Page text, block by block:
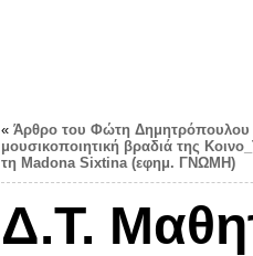
« Άρθρο του Φώτη Δημητρόπουλου
μουσικοποιητική βραδιά της
τη Madona Sixtina (εφημ. ΓΝΩΜΗ)
Δ.Τ.